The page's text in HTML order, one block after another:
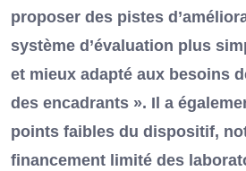
proposer des pistes
système d’évaluation plus
et mieux adapté aux besoins
des encadrants ». Il a
points faibles du dispositif,
financement limité des